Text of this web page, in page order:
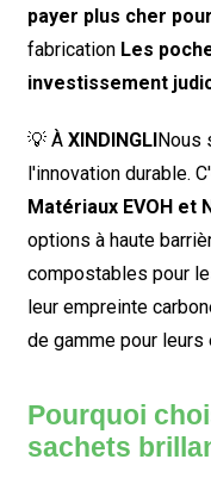
payer plus cher
fabrication Les
investissement
💡 À XINDINGLINous
l'innovation durable.
Matériaux EVOH et
options à haute
compostables pour
leur empreinte
de gamme pour leurs
Pourquoi
sachets